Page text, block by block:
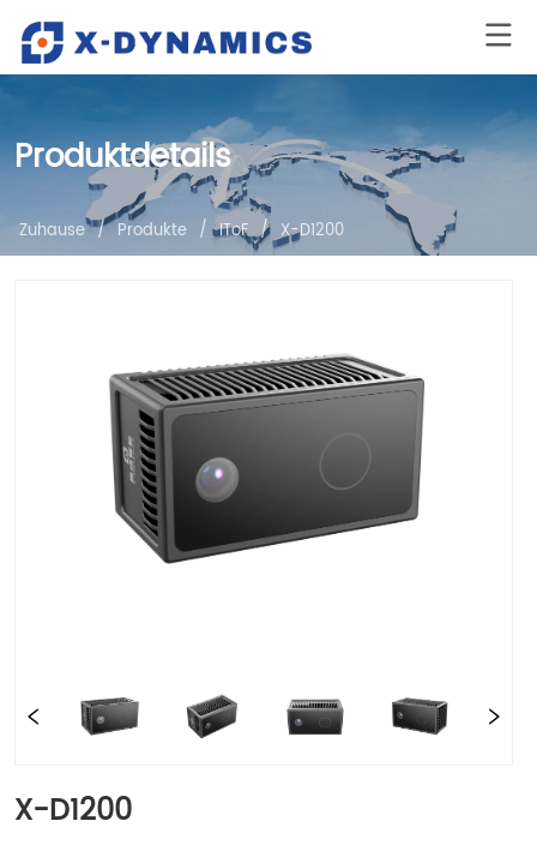
Produktdetails
Zuhause / Produkte / IToF / X-D1200
X-D1200